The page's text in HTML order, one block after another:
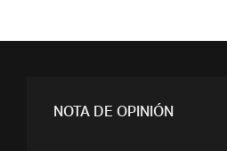
NOTA DE OPINIÓN